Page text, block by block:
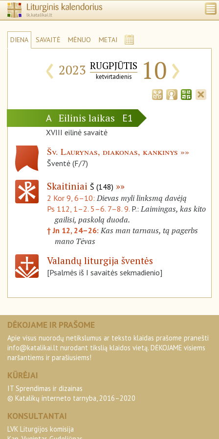
DIENA SAVAITĖ MĖNUO METAI
‹ 2023 RUGPJŪTIS
ketvirtadienis 10›
A Eilinis laikas E1
XVIII eilinė savaitė
Šv. Laurynas, diakonas, kankinys
Šventė (F/7)
Skaitiniai Š (148)
2 Kor 9, 6–10:Dievas myli linksmą davėją
Ps 112, 1–2. 5–6. 7–8. 9. P.:Laimingas, kas kito
gailisi, paskolą duoda.
† Jn 12, 24–26:Kas man tarnaus, tą pagerbs
mano Tėvas
Valandų liturgija šventės
[Psalmės iš I savaitės sekmadienio]
DĖKOJAME IR PRAŠOME
Apie visus nuorodų netikslumus ar teksto klaidas prašome pranešti
info@katalikai.lt nurodant tikslią klaidos vietą. DĖKOJAME visiems
naršantiems ir parašiusiems!
KŪRĖJAI
IT Sprendimas ir dizainas
© Katalikų interneto tarnyba, 2016–2020
KONSULTANTAI
LVK Liturgijos komisija